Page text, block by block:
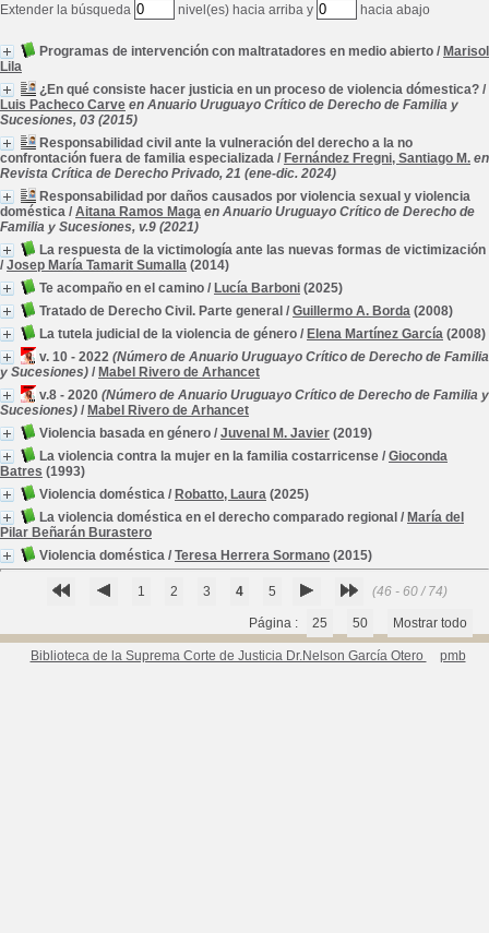
Extender la búsqueda
nivel(es) hacia arriba y hacia abajo
Programas de intervención con maltratadores en medio abierto / Marisol
Lila
¿En qué consiste hacer justicia en un proceso de violencia dómestica? /
Luis Pacheco Carve en Anuario Uruguayo Crítico de Derecho de Familia y
Sucesiones, 03 (2015)
Responsabilidad civil ante la vulneración del derecho a la no
confrontación fuera de familia especializada / Fernández Fregni, Santiago M. en
Revista Crítica de Derecho Privado, 21 (ene-dic. 2024)
Responsabilidad por daños causados por violencia sexual y violencia
doméstica / Aitana Ramos Maga en Anuario Uruguayo Crítico de Derecho de
Familia y Sucesiones, v.9 (2021)
La respuesta de la victimología ante las nuevas formas de victimización
/ Josep María Tamarit Sumalla (2014)
Te acompaño en el camino / Lucía Barboni (2025)
Tratado de Derecho Civil. Parte general / Guillermo A. Borda (2008)
La tutela judicial de la violencia de género / Elena Martínez García (2008)
v. 10 - 2022 (Número de Anuario Uruguayo Crítico de Derecho de Familia
y Sucesiones) / Mabel Rivero de Arhancet
v.8 - 2020 (Número de Anuario Uruguayo Crítico de Derecho de Familia y
Sucesiones) / Mabel Rivero de Arhancet
Violencia basada en género / Juvenal M. Javier (2019)
La violencia contra la mujer en la familia costarricense / Gioconda
Batres (1993)
Violencia doméstica / Robatto, Laura (2025)
La violencia doméstica en el derecho comparado regional / María del
Pilar Beñarán Burastero
Violencia doméstica / Teresa Herrera Sormano (2015)
1 2 3 4 5 (46 - 60 / 74)
Página : 25 50 Mostrar todo
Biblioteca de la Suprema Corte de Justicia Dr.Nelson García Otero pmb